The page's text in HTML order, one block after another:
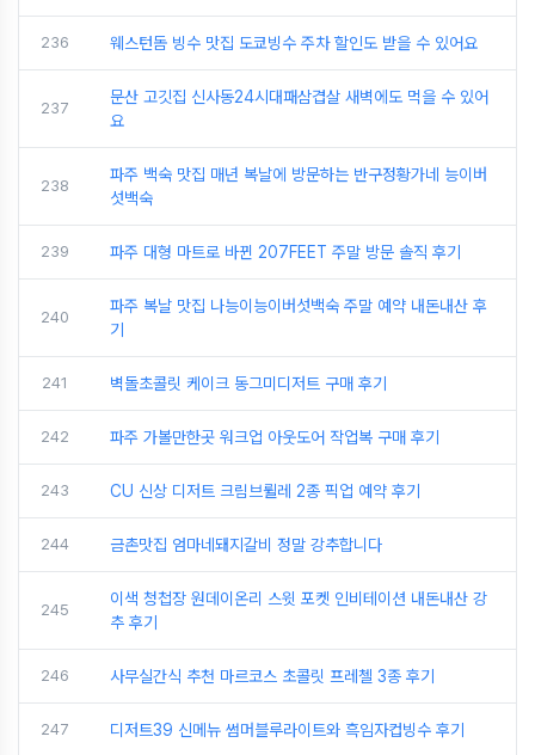
236 웨스턴돔 빙수 맛집 도쿄빙수 주차 할인도 받을 수 있어요
237
문산 고깃집 신사동24시대패삼겹살 새벽에도 먹을 수 있어
요
238
파주 백숙 맛집 매년 복날에 방문하는 반구정황가네 능이버
섯백숙
239 파주 대형 마트로 바뀐 207FEET 주말 방문 솔직 후기
240
파주 복날 맛집 나능이능이버섯백숙 주말 예약 내돈내산 후
기
241 벽돌초콜릿 케이크 동그미디저트 구매 후기
242 파주 가볼만한곳 워크업 아웃도어 작업복 구매 후기
243 CU 신상 디저트 크림브륄레 2종 픽업 예약 후기
244 금촌맛집 엄마네돼지갈비 정말 강추합니다
245
이색 청첩장 원데이온리 스윗 포켓 인비테이션 내돈내산 강
추 후기
246 사무실간식 추천 마르코스 초콜릿 프레첼 3종 후기
247 디저트39 신메뉴 썸머블루라이트와 흑임자컵빙수 후기